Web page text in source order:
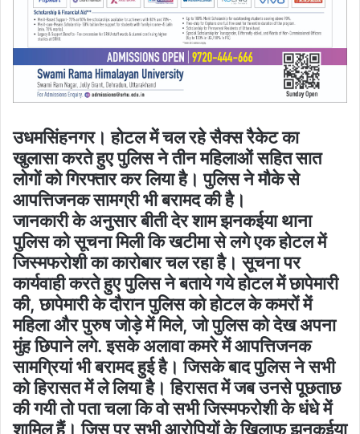
उधमसिंहनगर। होटल में चल रहे सैक्स रैकेट का
खुलासा करते हुए पुलिस ने तीन महिलाओं सहित सात
लोगों को गिरफ्तार कर लिया है। पुलिस ने मौके से
आपत्तिजनक सामग्री भी बरामद की है।
जानकारी के अनुसार बीती देर शाम झनकईया थाना
पुलिस को सूचना मिली कि खटीमा से लगे एक होटल में
जिस्मफरोशी का कारोबार चल रहा है। सूचना पर
कार्यवाही करते हुए पुलिस ने बताये गये होटल में छापेमारी
की, छापेमारी के दौरान पुलिस को होटल के कमरों में
महिला और पुरुष जोड़े में मिले, जो पुलिस को देख अपना
मुंह छिपाने लगे. इसके अलावा कमरे में आपत्तिजनक
सामग्रियां भी बरामद हुई है। जिसके बाद पुलिस ने सभी
को हिरासत में ले लिया है। हिरासत में जब उनसे पूछताछ
की गयी तो पता चला कि वो सभी जिस्मफरोशी के धंधे में
शामिल हैं। जिस पर सभी आरोपियों के खिलाफ झनकईया